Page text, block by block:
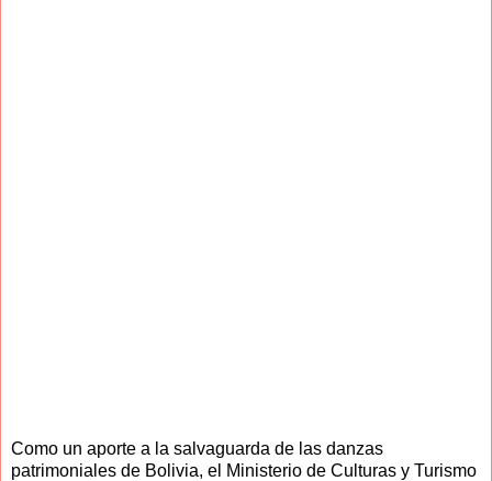
Como un aporte a la salvaguarda de las danzas
patrimoniales de Bolivia, el Ministerio de Culturas y Turismo